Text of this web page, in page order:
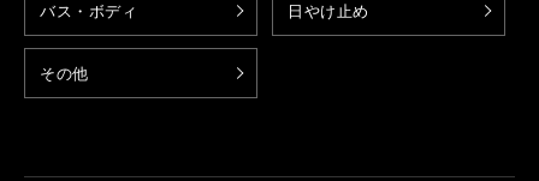
バス・ボディ 日やけ止め
その他